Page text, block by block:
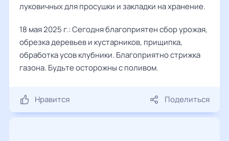
луковичных для просушки и закладки на хранение.
18 мая 2025 г.: Сегодня благоприятен сбор урожая,
обрезка деревьев и кустарников, прищипка,
обработка усов клубники. Благоприятно стрижка
газона. Будьте осторожны с поливом.
Нравится Поделиться